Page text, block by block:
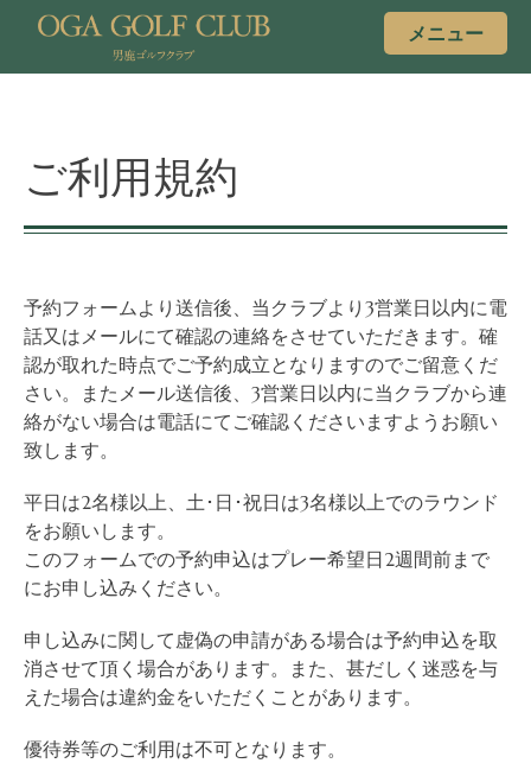
メニュー
ご利用規約
予約フォームより送信後、当クラブより3営業日以内に電
話又はメールにて確認の連絡をさせていただきます。確
認が取れた時点でご予約成立となりますのでご留意くだ
さい。またメール送信後、3営業日以内に当クラブから連
絡がない場合は電話にてご確認くださいますようお願い
致します。
平日は2名様以上、土･日･祝日は3名様以上でのラウンド
をお願いします。
このフォームでの予約申込はプレー希望日2週間前まで
にお申し込みください。
申し込みに関して虚偽の申請がある場合は予約申込を取
消させて頂く場合があります。また、甚だしく迷惑を与
えた場合は違約金をいただくことがあります。
優待券等のご利用は不可となります。